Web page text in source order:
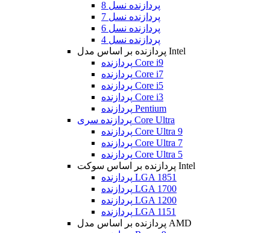
پردازنده نسل 8
پردازنده نسل 7
پردازنده نسل 6
پردازنده نسل 4
پردازنده بر اساس مدل Intel
پردازنده Core i9
پردازنده Core i7
پردازنده Core i5
پردازنده Core i3
پردازنده Pentium
پردازنده سری Core Ultra
پردازنده Core Ultra 9
پردازنده Core Ultra 7
پردازنده Core Ultra 5
پردازنده بر اساس سوکت Intel
پردازنده LGA 1851
پردازنده LGA 1700
پردازنده LGA 1200
پردازنده LGA 1151
پردازنده بر اساس مدل AMD